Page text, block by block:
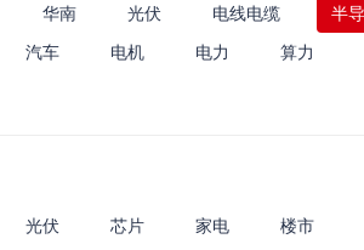
华南 光伏 电线电缆
半
汽车 电机 电力 算力
光伏 芯片 家电 楼市